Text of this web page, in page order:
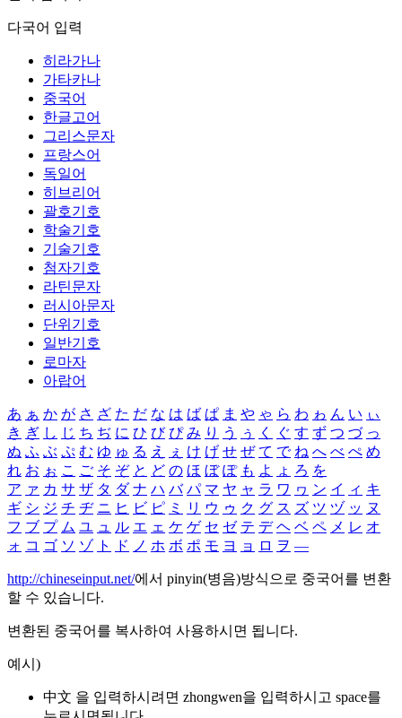
다국어 입력
히라가나
가타카나
중국어
한글고어
그리스문자
프랑스어
독일어
히브리어
괄호기호
학술기호
기술기호
첨자기호
라틴문자
러시아문자
단위기호
일반기호
로마자
아랍어
あ ぁ か が さ ざ た だ な は ば ぱ ま や ゃ ら わ ゎ ん い ぃ
き ぎ し じ ち ぢ に ひ び ぴ み り う ぅ く ぐ す ず つ づ っ
ぬ ふ ぶ ぷ む ゆ ゅ る え ぇ け げ せ ぜ て で ね へ べ ぺ め
れ お ぉ こ ご そ ぞ と ど の ほ ぼ ぽ も よ ょ ろ を
ア ァ カ サ ザ タ ダ ナ ハ バ パ マ ヤ ャ ラ ワ ヮ ン イ ィ キ
ギ シ ジ チ ヂ ニ ヒ ビ ピ ミ リ ウ ゥ ク グ ス ズ ツ ヅ ッ ヌ
フ ブ プ ム ユ ュ ル エ ェ ケ ゲ セ ゼ テ デ ヘ ベ ペ メ レ オ
ォ コ ゴ ソ ゾ ト ド ノ ホ ボ ポ モ ヨ ョ ロ ヲ ―
http://chineseinput.net/에서 pinyin(병음)방식으로 중국어를 변환
할 수 있습니다.
변환된 중국어를 복사하여 사용하시면 됩니다.
예시)
中文 을 입력하시려면 zhongwen을 입력하시고 space를